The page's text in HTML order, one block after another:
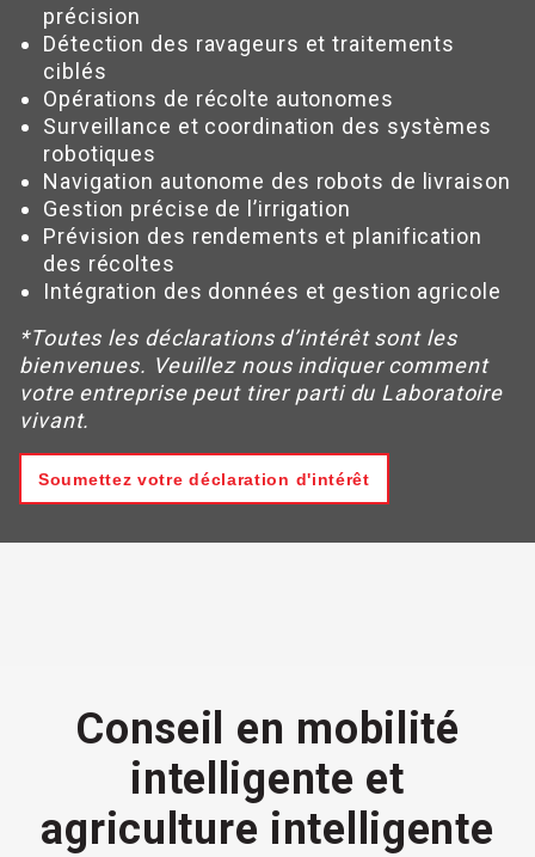
précision
Détection des ravageurs et traitements
ciblés
Opérations de récolte autonomes
Surveillance et coordination des systèmes
robotiques
Navigation autonome des robots de livraison
Gestion précise de l’irrigation
Prévision des rendements et planification
des récoltes
Intégration des données et gestion agricole
*Toutes les déclarations d’intérêt sont les
bienvenues. Veuillez nous indiquer comment
votre entreprise peut tirer parti du Laboratoire
vivant.
Soumettez votre déclaration d'intérêt
Conseil en mobilité
intelligente et
agriculture intelligente